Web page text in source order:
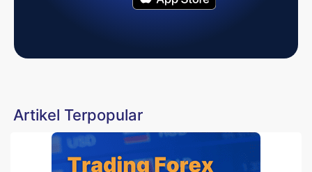
Artikel Terpopular